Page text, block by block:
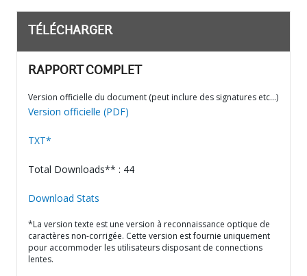
TÉLÉCHARGER
RAPPORT COMPLET
Version officielle du document (peut inclure des signatures etc…)
Version officielle (PDF)
TXT*
Total Downloads** : 44
Download Stats
*La version texte est une version à reconnaissance optique de
caractères non-corrigée. Cette version est fournie uniquement
pour accommoder les utilisateurs disposant de connections
lentes.